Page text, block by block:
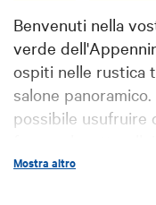
Benvenuti nella
verde
ospiti nelle rustica
salone
possibile usufruire
verdi alla
Mostra altro